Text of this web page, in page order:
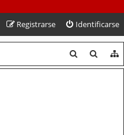
Identificarse
Registrarse
u
u